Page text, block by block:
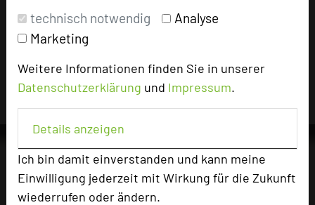
technisch notwendig
Analyse
Marketing
Weitere Informationen finden Sie in unserer
Datenschutzerklärung und Impressum.
Details anzeigen
Ich bin damit einverstanden und kann meine
Einwilligung jederzeit mit Wirkung für die Zukunft
wiederrufen oder ändern.
Für die Verwendung der Bilder haben die jeweiligen Hotels die
Nutzungsrechte für dieses Portal eingeräumt und sind dafür
verantwortlich.
Die Idee